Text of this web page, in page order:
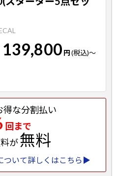
139,800 円(税込)～
得な分割払い
回まで
が無料
ついて詳しくはこちら▶